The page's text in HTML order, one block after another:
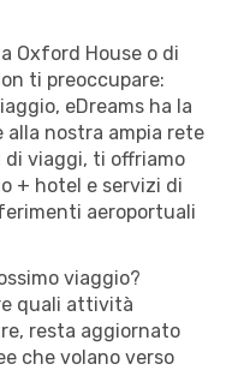
Oxford House o di
ti preoccupare:
eDreams ha la
alla nostra ampia rete
viaggi, ti offriamo
+ hotel e servizi di
aeroportuali
viaggio?
quali attività
resta aggiornato
che volano verso